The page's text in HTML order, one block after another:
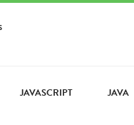
JAVASCRIPT JAVA